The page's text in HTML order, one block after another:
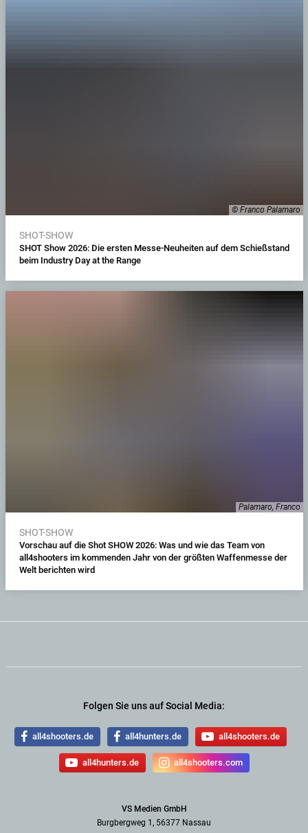
© Franco Palamaro
SHOT-SHOW
SHOT Show 2026: Die ersten Messe-Neuheiten auf dem Schießstand
beim Industry Day at the Range
Palamaro, Franco
SHOT-SHOW
Vorschau auf die Shot SHOW 2026: Was und wie das Team von
all4shooters im kommenden Jahr von der größten Waffenmesse der
Welt berichten wird
Folgen Sie uns auf Social Media:
all4shooters.de all4hunters.de all4shooters.de
all4hunters.de all4shooters.com
VS Medien GmbH
Burgbergweg 1, 56377 Nassau